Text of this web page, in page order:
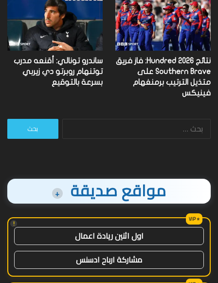
نتائج Hundred 2026: فاز فريق
Southern Brave على
متذيل الترتيب برمنغهام
فينيكس
ساندرو تونالي: أقنعه مدرب
توتنهام روبرتو دي زيربي
بسرعة بالتوقيع
البحث
مواقع صديقة +
!
اول اثنين ريادة اعمال
مشاركة ارباح ادسنس